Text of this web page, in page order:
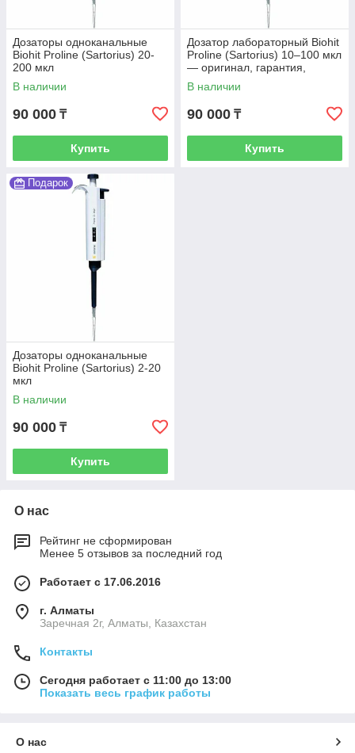
Дозаторы одноканальные
Biohit Proline (Sartorius) 20-
200 мкл
В наличии
90 000 ₸
Купить
Дозатор лабораторный Biohit
Proline (Sartorius) 10–100 мкл
— оригинал, гарантия,
доставка по Казахстану
В наличии
90 000 ₸
Купить
Подарок
Дозаторы одноканальные
Biohit Proline (Sartorius) 2-20
мкл
В наличии
90 000 ₸
Купить
О нас
Рейтинг не сформирован
Менее 5 отзывов за последний год
Работает с 17.06.2016
г. Алматы
Заречная 2г, Алматы, Казахстан
Контакты
Сегодня работает с 11:00 до 13:00
Показать весь график работы
О нас